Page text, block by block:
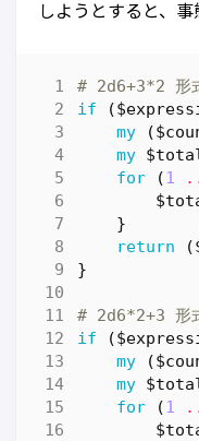
しようとすると、事
# 2d6+3*2 形
if
(
my
(
my
for
( 1
}
return
(
}
# 2d6*2+3 形
if
(
my
(
my
for
( 1